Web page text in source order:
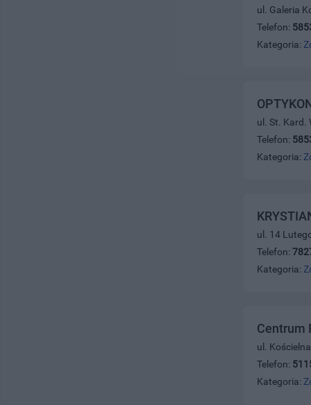
ul. Galeria
Telefon:
Kategoria:
ul. St. Kard.
Telefon:
Kategoria:
ul. 14
Telefon:
Kategoria:
Centrum
ul.
Telefon:
Kategoria: